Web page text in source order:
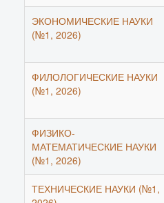
ЭКОНОМИЧЕСКИЕ НАУКИ
(№1, 2026)
ФИЛОЛОГИЧЕСКИЕ НАУКИ
(№1, 2026)
ФИЗИКО-
МАТЕМАТИЧЕСКИЕ НАУКИ
(№1, 2026)
ТЕХНИЧЕСКИЕ НАУКИ (№1,